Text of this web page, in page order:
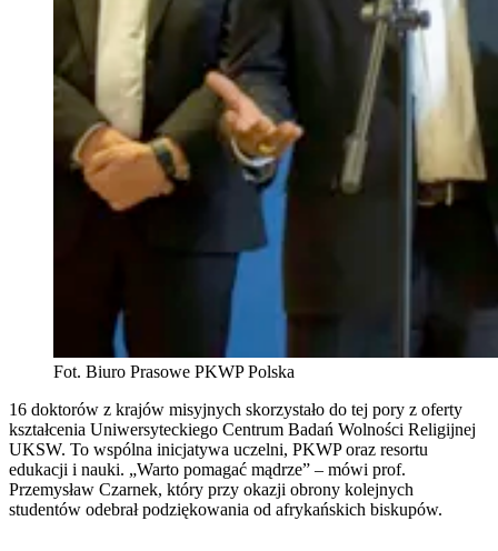
Fot. Biuro Prasowe PKWP Polska
16 doktorów z krajów misyjnych skorzystało do tej pory z oferty
kształcenia Uniwersyteckiego Centrum Badań Wolności Religijnej
UKSW. To wspólna inicjatywa uczelni, PKWP oraz resortu
edukacji i nauki. „Warto pomagać mądrze” – mówi prof.
Przemysław Czarnek, który przy okazji obrony kolejnych
studentów odebrał podziękowania od afrykańskich biskupów.